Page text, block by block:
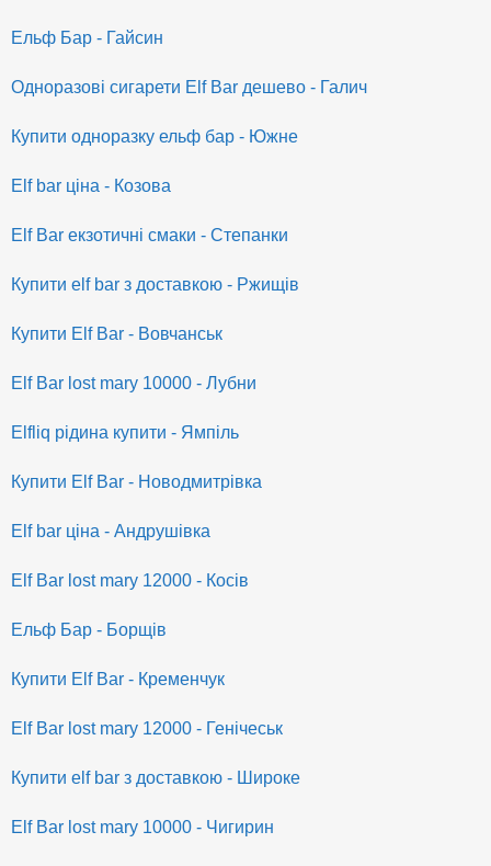
Ельф Бар - Гайсин
Одноразові сигарети Elf Bar дешево - Галич
Купити одноразку ельф бар - Южне
Elf bar ціна - Козова
Elf Bar екзотичні смаки - Степанки
Купити elf bar з доставкою - Ржищів
Купити Elf Bar - Вовчанськ
Elf Bar lost mary 10000 - Лубни
Elfliq рідина купити - Ямпіль
Купити Elf Bar - Новодмитрівка
Elf bar ціна - Андрушівка
Elf Bar lost mary 12000 - Косів
Ельф Бар - Борщів
Купити Elf Bar - Кременчук
Elf Bar lost mary 12000 - Генічеськ
Купити elf bar з доставкою - Широке
Elf Bar lost mary 10000 - Чигирин